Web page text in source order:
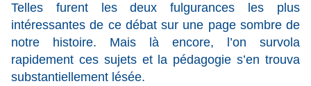
Telles furent les deux fulgurances les plus
intéressantes de ce débat sur une page sombre de
notre histoire. Mais là encore, l’on survola
rapidement ces sujets et la pédagogie s’en trouva
substantiellement lésée.